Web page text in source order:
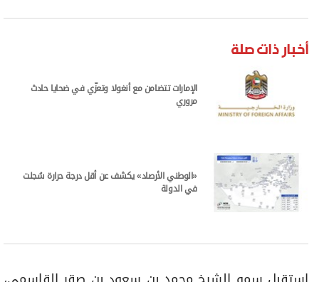
مواقيت الصلاة
الأحوال الجوية
أخبار ذات صلة
الإمارات تتضامن مع أنغولا وتعزّي في ضحايا حادث
مروري
«الوطني الأرصاد» يكشف عن أقل درجة حرارة سُجلت
في الدولة